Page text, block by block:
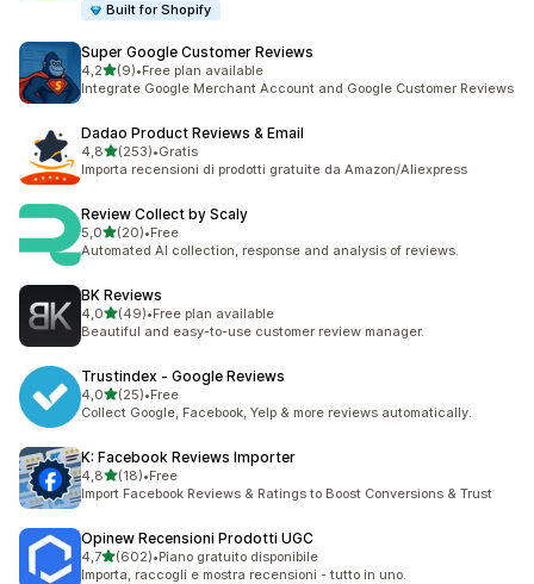
Built for Shopify
Super Google Customer Reviews
4,2stelle su 5
(9)
9 recensioni totali
•Free plan available
Integrate Google Merchant Account and Google Customer Reviews
Dadao Product Reviews & Email
4,8stelle su 5
(253)
253 recensioni totali
•Gratis
Importa recensioni di prodotti gratuite da Amazon/Aliexpress
Review Collect by Scaly
5,0stelle su 5
(20)
20 recensioni totali
•Free
Automated AI collection, response and analysis of reviews.
BK Reviews
4,0stelle su 5
(49)
49 recensioni totali
•Free plan available
Beautiful and easy-to-use customer review manager.
Trustindex ‑ Google Reviews
4,0stelle su 5
(25)
25 recensioni totali
•Free
Collect Google, Facebook, Yelp & more reviews automatically.
K: Facebook Reviews Importer
4,8stelle su 5
(18)
18 recensioni totali
•Free
Import Facebook Reviews & Ratings to Boost Conversions & Trust
Opinew Recensioni Prodotti UGC
4,7stelle su 5
(602)
602 recensioni totali
•Piano gratuito disponibile
Importa, raccogli e mostra recensioni - tutto in uno.